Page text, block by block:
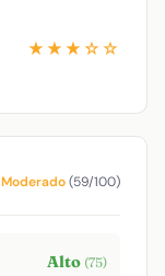
★★★☆☆
Moderado(59/100)
Alto (75)